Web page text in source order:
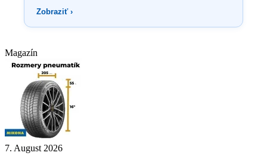
Zobraziť ›
Magazín
7. August 2026